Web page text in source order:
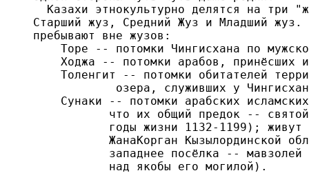
Казахи этнокультурно делятся на три
Старший жуз, Средний Жуз и Младший жуз.
пребывают вне жузов:
Торе -- потомки Чингисхана по
Ходжа -- потомки арабов, принёсших
Толенгит -- потомки обитателей
озера, служивших у
Сунаки -- потомки арабских
что их общий предок --
годы жизни 1132-1199); живут
ЖанаКорган Кызылординской
западнее посёлка -- мавзолей
           над якобы его могилой).